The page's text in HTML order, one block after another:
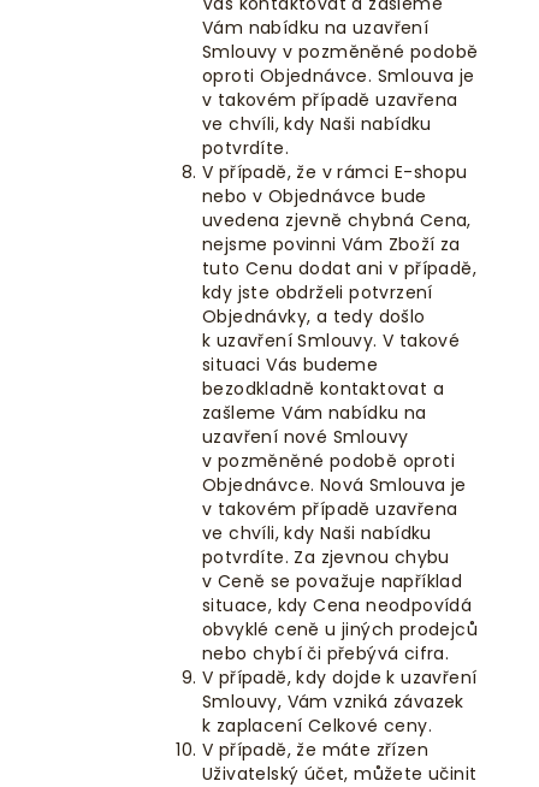
Vám nabídku na uzavření
Smlouvy v pozměněné podobě
oproti Objednávce. Smlouva je
v takovém případě uzavřena
ve chvíli, kdy Naši nabídku
potvrdíte.
V případě, že v rámci E-shopu
nebo v Objednávce bude
uvedena zjevně chybná Cena,
nejsme povinni Vám Zboží za
tuto Cenu dodat ani v případě,
kdy jste obdrželi potvrzení
Objednávky, a tedy došlo
k uzavření Smlouvy. V takové
situaci Vás budeme
bezodkladně kontaktovat a
zašleme Vám nabídku na
uzavření nové Smlouvy
v pozměněné podobě oproti
Objednávce. Nová Smlouva je
v takovém případě uzavřena
ve chvíli, kdy Naši nabídku
potvrdíte. Za zjevnou chybu
v Ceně se považuje například
situace, kdy Cena neodpovídá
obvyklé ceně u jiných prodejců
nebo chybí či přebývá cifra.
V případě, kdy dojde k uzavření
Smlouvy, Vám vzniká závazek
k zaplacení Celkové ceny.
V případě, že máte zřízen
Uživatelský účet, můžete učinit